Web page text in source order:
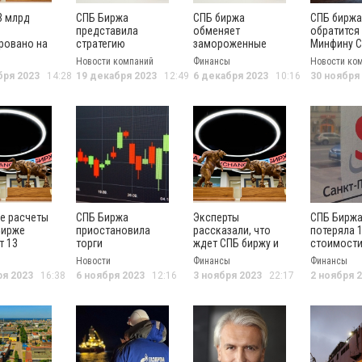
млрд
на
2023 14:28
СПБ Биржа
представила
стратегию
разблокировки
активов
Новости компаний
19 декабря 2023 12:49
СПБ биржа
обменяет
замороженные
активы по указу
Путина
Финансы
6 декабря 2023 10:16
СПБ биржа
обратится
Минфину
вывод
Новости
30 ноября
расчеты
13
2023 16:38
СПБ Биржа
приостановила
торги
иностранными
бумагами минимум
на семь дней
Новости
6 ноября 2023 12:16
Эксперты
рассказали, что
ждет СПБ биржу и
ее клиентов после
санкций
Финансы
3 ноября 2023 22:17
СПБ Биржа
потеряла
после
список
Финансы
2 ноября